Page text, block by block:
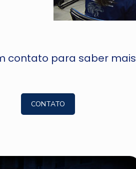
contato para saber mais
CONTATO